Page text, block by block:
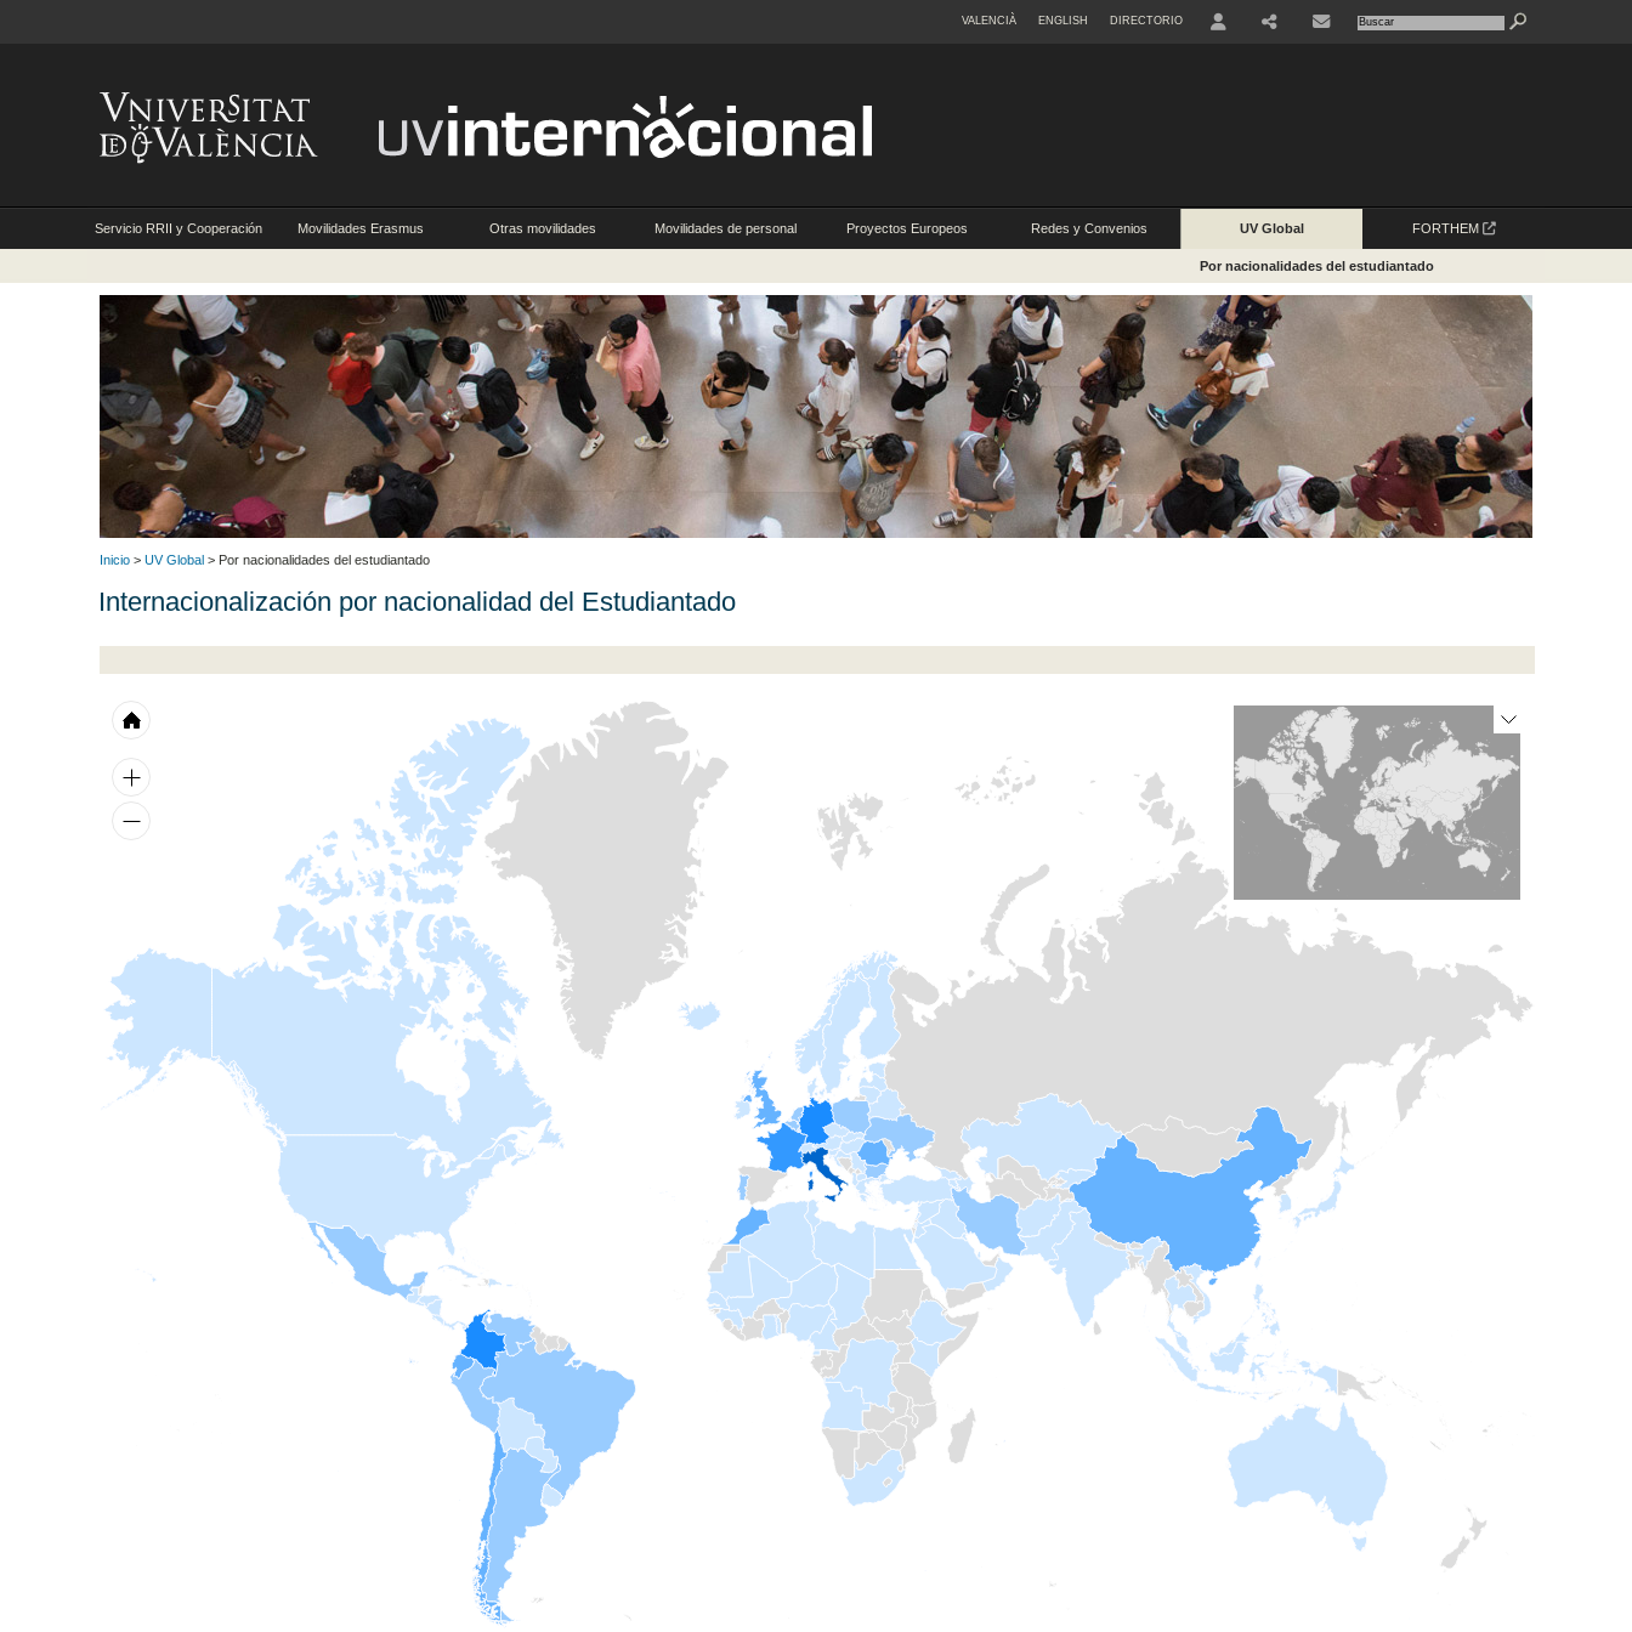
VALENCIÀ ENGLISH DIRECTORIO
Servicio RRII y Cooperación Movilidades Erasmus Otras movilidades Movilidades de personal Proyectos Europeos Redes y Convenios UV Global FORTHEM
Por nacionalidades del estudiantado
Inicio > UV Global > Por nacionalidades del estudiantado
Internacionalización por nacionalidad del Estudiantado